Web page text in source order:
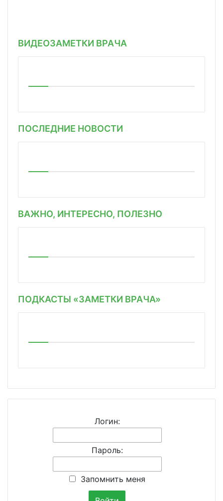
ВИДЕОЗАМЕТКИ ВРАЧА
ПОСЛЕДНИЕ НОВОСТИ
ВАЖНО, ИНТЕРЕСНО, ПОЛЕЗНО
ПОДКАСТЫ «ЗАМЕТКИ ВРАЧА»
Логин:
Пароль:
Запомнить меня